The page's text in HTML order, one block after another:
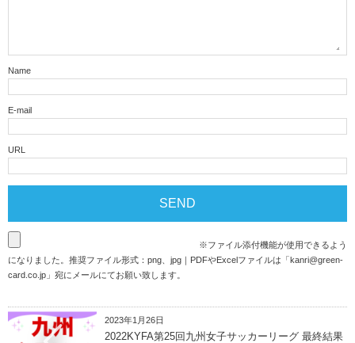
Name
E-mail
URL
※ファイル添付機能が使用できるよう
になりました。推奨ファイル形式：png、jpg｜PDFやExcelファイルは「kanri@green-
card.co.jp 」宛にメールにてお願い致します。
2023年1月26日
2022KYFA第25回九州女子サッカーリーグ 最終結果